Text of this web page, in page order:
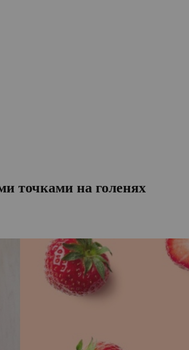
точками на голенях